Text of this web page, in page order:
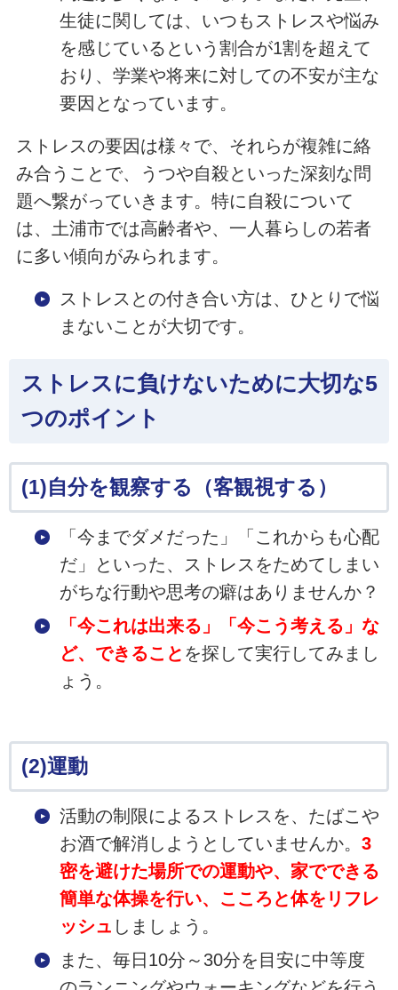
生徒に関しては、いつもストレスや悩み
を感じているという割合が1割を超えて
おり、学業や将来に対しての不安が主な
要因となっています。
ストレスの要因は様々で、それらが複雑に絡
み合うことで、うつや自殺といった深刻な問
題へ繋がっていきます。特に自殺について
は、土浦市では高齢者や、一人暮らしの若者
に多い傾向がみられます。
ストレスとの付き合い方は、ひとりで悩
まないことが大切です。
ストレスに負けないために大切な5
つのポイント
(1)自分を観察する（客観視する）
「今までダメだった」「これからも心配
だ」といった、ストレスをためてしまい
がちな行動や思考の癖はありませんか？
「今これは出来る」「今こう考える」な
ど、できること を探して実行してみまし
ょう。
(2)運動
活動の制限によるストレスを、たばこや
お酒で解消しようとしていませんか。 3
密を避けた場所での運動や、家でできる
簡単な体操を行い、こころと体をリフレ
ッシュ しましょう。
また、毎日10分～30分を目安に中等度